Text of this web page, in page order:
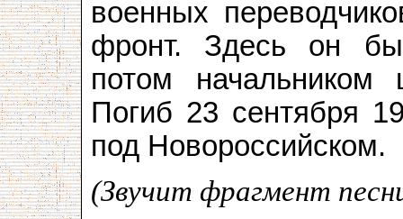
военных
фронт. Здесь он
потом начальником
Погиб 23 сентября
под Новороссийском.
(Звучит фрагмент